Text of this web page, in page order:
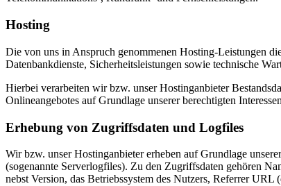
Hosting
Die von uns in Anspruch genommenen Hosting-Leistungen
Datenbankdienste, Sicherheitsleistungen sowie technische
Hierbei verarbeiten wir bzw. unser Hostinganbieter
Onlineangebotes auf Grundlage unserer berechtigten
Erhebung von Zugriffsdaten und Logfiles
Wir bzw. unser Hostinganbieter erheben auf Grundlage
(sogenannte Serverlogfiles). Zu den Zugriffsdaten gehören
nebst Version, das Betriebssystem des Nutzers, Referrer